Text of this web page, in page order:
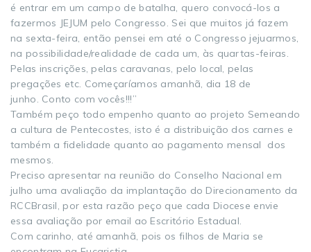
é entrar em um campo de batalha, quero convocá-los a
fazermos JEJUM pelo Congresso. Sei que muitos já fazem
na sexta-feira, então pensei em até o Congresso jejuarmos,
na possibilidade/realidade de cada um, às quartas-feiras.
Pelas inscrições, pelas caravanas, pelo local, pelas
pregações etc. Começaríamos amanhã, dia 18 de
junho. Conto com vocês!!!”
Também peço todo empenho quanto ao projeto Semeando
a cultura de Pentecostes, isto é a distribuição dos carnes e
também a fidelidade quanto ao pagamento mensal dos
mesmos.
Preciso apresentar na reunião do Conselho Nacional em
julho uma avaliação da implantação do Direcionamento da
RCCBrasil, por esta razão peço que cada Diocese envie
essa avaliação por email ao Escritório Estadual.
Com carinho, até amanhã, pois os filhos de Maria se